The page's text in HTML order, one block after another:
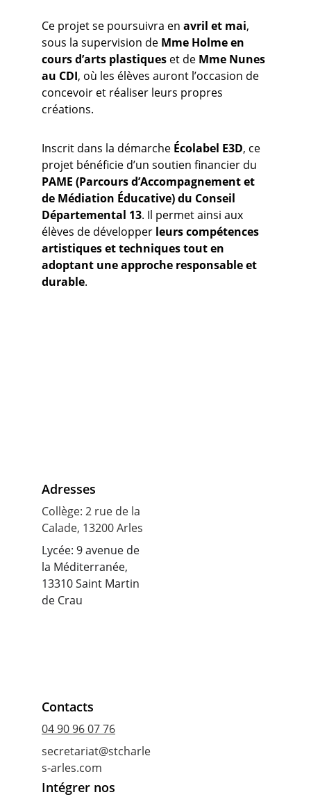
Ce projet se poursuivra en avril et mai,
sous la supervision de Mme Holme en
cours d’arts plastiques et de Mme Nunes
au CDI, où les élèves auront l’occasion de
concevoir et réaliser leurs propres
créations.
Inscrit dans la démarche Écolabel E3D, ce
projet bénéficie d’un soutien financier du
PAME (Parcours d’Accompagnement et
de Médiation Éducative) du Conseil
Départemental 13. Il permet ainsi aux
élèves de développer leurs compétences
artistiques et techniques tout en
adoptant une approche responsable et
durable.
Adresses
Collège: 2 rue de la
Calade, 13200 Arles
Lycée: 9 avenue de
la Méditerranée,
13310 Saint Martin
de Crau
Contacts
04 90 96 07 76
secretariat@stcharle
s-arles.com
Intégrer nos